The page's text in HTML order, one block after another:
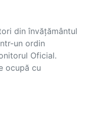
din învățământul
un ordin
Oficial.
ocupă cu